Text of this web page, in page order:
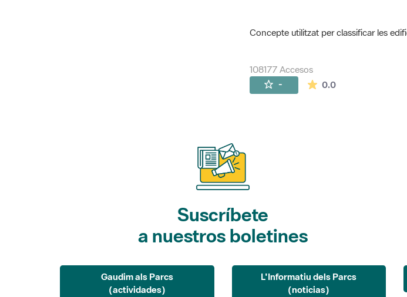
Concepte utilitzat per classificar les
108177 Accesos
- 0.0La valoración
Suscríbete
a nuestros boletines
Gaudim als Parcs
(actividades)
L'Informatiu dels Parcs
(noticias)